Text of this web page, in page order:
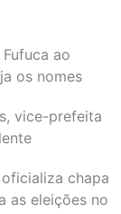
ao
os nomes
vice-prefeita
chapa
as eleições no